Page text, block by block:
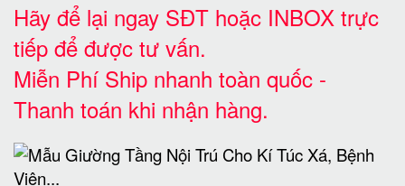
Hãy để lại ngay SĐT hoặc INBOX trực
tiếp để được tư vấn.
Miễn Phí Ship nhanh toàn quốc -
Thanh toán khi nhận hàng.